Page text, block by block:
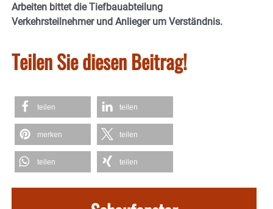
Arbeiten bittet die Tiefbauabteilung
Verkehrsteilnehmer und Anlieger um Verständnis.
Teilen Sie diesen Beitrag!
teilen teilen
merken teilen
teilen teilen